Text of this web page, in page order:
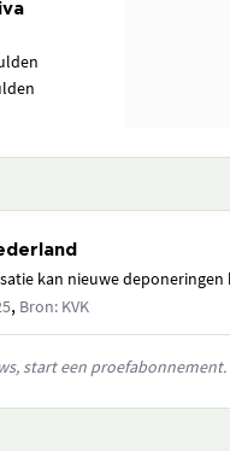
kan nieuwe
, Bron: KVK
start een proefabonnement.